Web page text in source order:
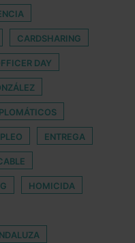
CARDSHARING
DAY
ENTREGA
HOMICIDA